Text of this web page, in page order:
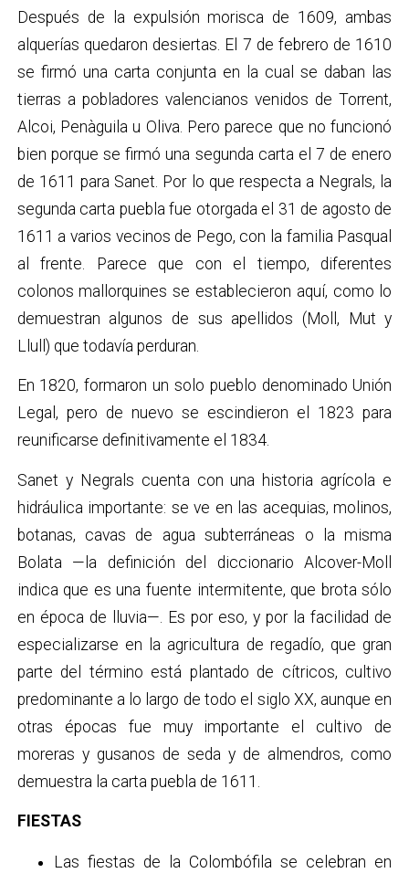
Después de la expulsión morisca de 1609, ambas
alquerías quedaron desiertas. El 7 de febrero de 1610
se firmó una carta conjunta en la cual se daban las
tierras a pobladores valencianos venidos de Torrent,
Alcoi, Penàguila u Oliva. Pero parece que no funcionó
bien porque se firmó una segunda carta el 7 de enero
de 1611 para Sanet. Por lo que respecta a Negrals, la
segunda carta puebla fue otorgada el 31 de agosto de
1611 a varios vecinos de Pego, con la familia Pasqual
al frente. Parece que con el tiempo, diferentes
colonos mallorquines se establecieron aquí, como lo
demuestran algunos de sus apellidos (Moll, Mut y
Llull) que todavía perduran.
En 1820, formaron un solo pueblo denominado Unión
Legal, pero de nuevo se escindieron el 1823 para
reunificarse definitivamente el 1834.
Sanet y Negrals cuenta con una historia agrícola e
hidráulica importante: se ve en las acequias, molinos,
botanas, cavas de agua subterráneas o la misma
Bolata — la definición del diccionario Alcover-Moll
indica que es una fuente intermitente, que brota sólo
en época de lluvia— . Es por eso, y por la facilidad de
especializarse en la agricultura de regadío, que gran
parte del término está plantado de cítricos, cultivo
predominante a lo largo de todo el siglo XX, aunque en
otras épocas fue muy importante el cultivo de
moreras y gusanos de seda y de almendros, como
demuestra la carta puebla de 1611.
FIESTAS
Las fiestas de la Colombófila se celebran en